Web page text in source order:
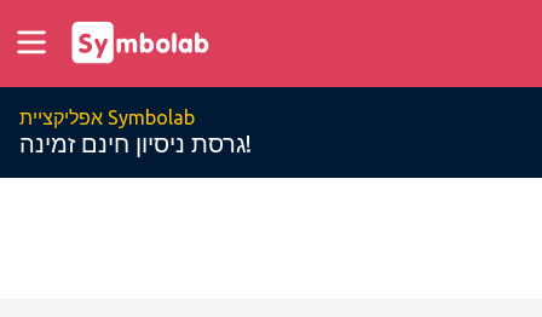
אפליקציית Symbolab
גרסת ניסיון חינם זמינה!